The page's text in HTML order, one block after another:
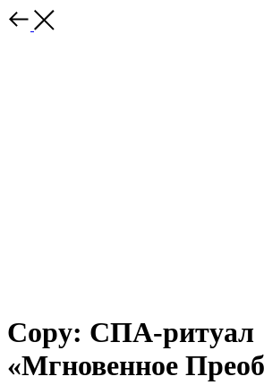
Copy: СПА-ритуал
«Мгновенное